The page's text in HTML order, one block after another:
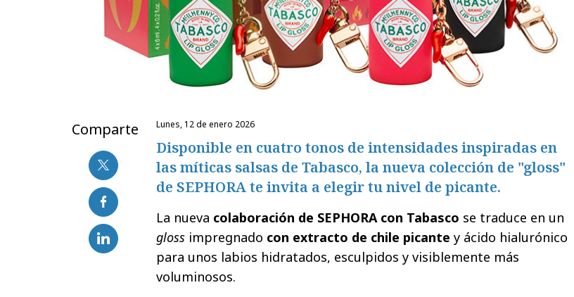
Comparte lunes, 12 de enero 2026
Disponible en cuatro tonos de intensidades inspiradas en
las míticas salsas de Tabasco, la nueva colección de "gloss"
de SEPHORA te invita a elegir tu nivel de picante.
La nueva colaboración de SEPHORA con Tabasco se traduce en un
gloss impregnado con extracto de chile picante y ácido hialurónico
para unos labios hidratados, esculpidos y visiblemente más
voluminosos.